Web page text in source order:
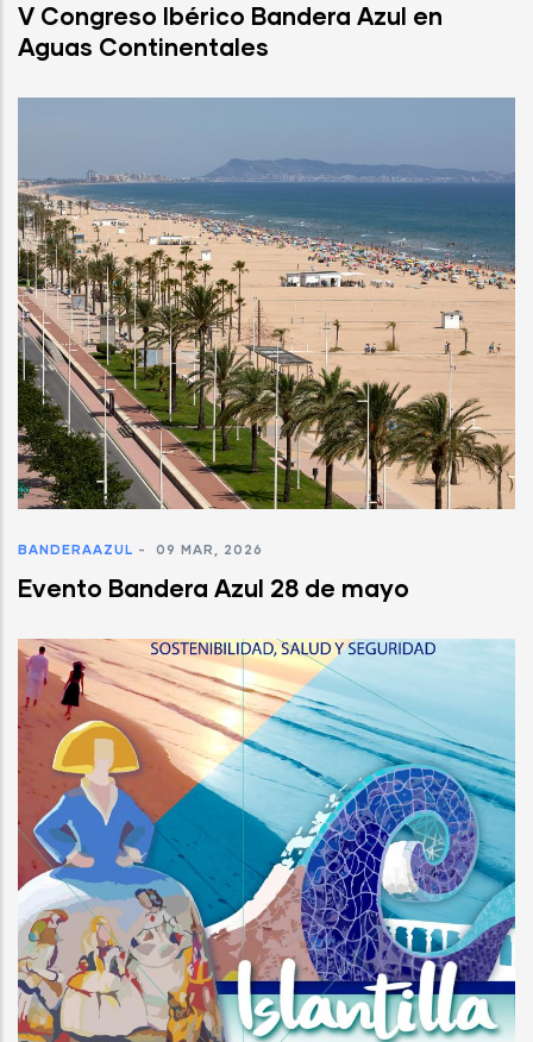
V Congreso Ibérico Bandera Azul en
Aguas Continentales
BANDERAAZUL - 09 MAR, 2026
Evento Bandera Azul 28 de mayo